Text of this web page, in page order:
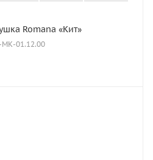
Romana «Кит»
01.12.00